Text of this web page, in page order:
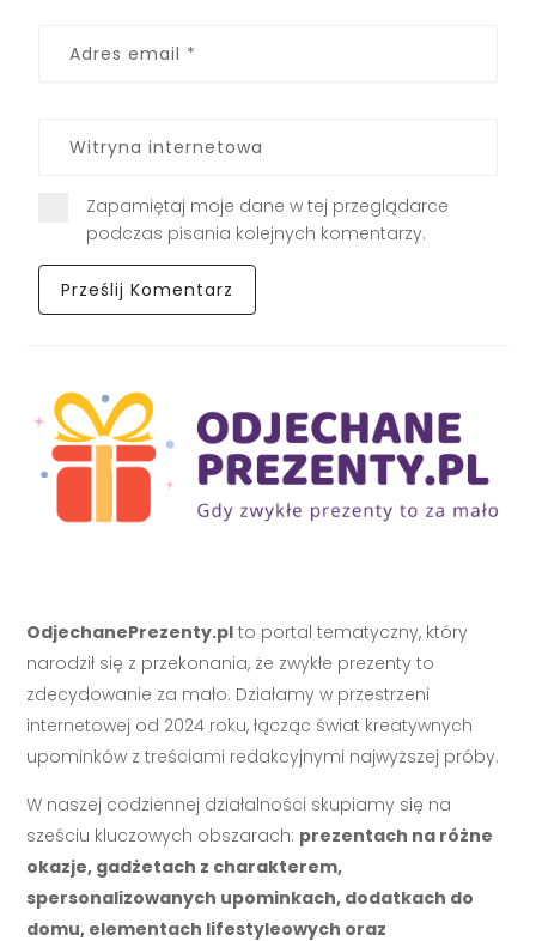
Zapamiętaj moje dane w tej przeglądarce
podczas pisania kolejnych komentarzy.
OdjechanePrezenty.pl to portal tematyczny, który
narodził się z przekonania, że zwykłe prezenty to
zdecydowanie za mało. Działamy w przestrzeni
internetowej od 2024 roku, łącząc świat kreatywnych
upominków z treściami redakcyjnymi najwyższej próby.
W naszej codziennej działalności skupiamy się na
sześciu kluczowych obszarach: prezentach na różne
okazje, gadżetach z charakterem,
spersonalizowanych upominkach, dodatkach do
domu, elementach lifestyleowych oraz